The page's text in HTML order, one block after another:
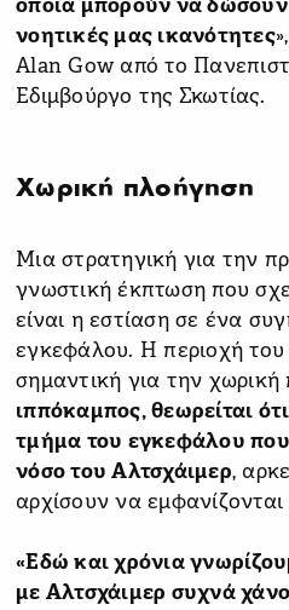
οποία μπορούν να
νοητικές μας ικανότητες
Alan Gow από το
Εδιμβούργο της Σκωτίας.
Χωρική πλοήγηση
Μια στρατηγική για την
γνωστική έκπτωση που
είναι η εστίαση σε ένα
εγκεφάλου. Η περιοχή
σημαντική για την
ιππόκαμπος, θεωρείται
τμήμα του εγκεφάλου
νόσο του Αλτσχάιμερ,
αρχίσουν να
«Εδώ και χρόνια
με Αλτσχάιμερ συχνά